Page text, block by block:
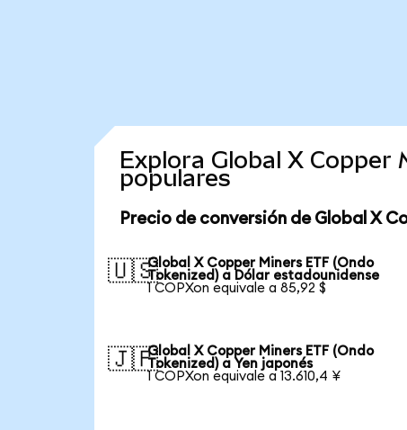
Explora Global X Copper
populares
Precio de conversión de Global X
🇺🇸Global X Copper Miners ETF (Ondo
Tokenized) a Dólar estadounidense
1 COPXon equivale a 85,92 $
🇯🇵Global X Copper Miners ETF (Ondo
Tokenized) a Yen japonés
1 COPXon equivale a 13.610,4 ¥